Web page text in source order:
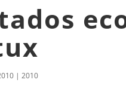
|2010